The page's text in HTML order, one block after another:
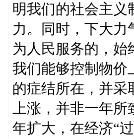
明我们的社会主义
力。同时，下大力
为人民服务的，始
我们能够控制物价
的症结所在，并采
上涨，并非一年
年扩大，在经济“